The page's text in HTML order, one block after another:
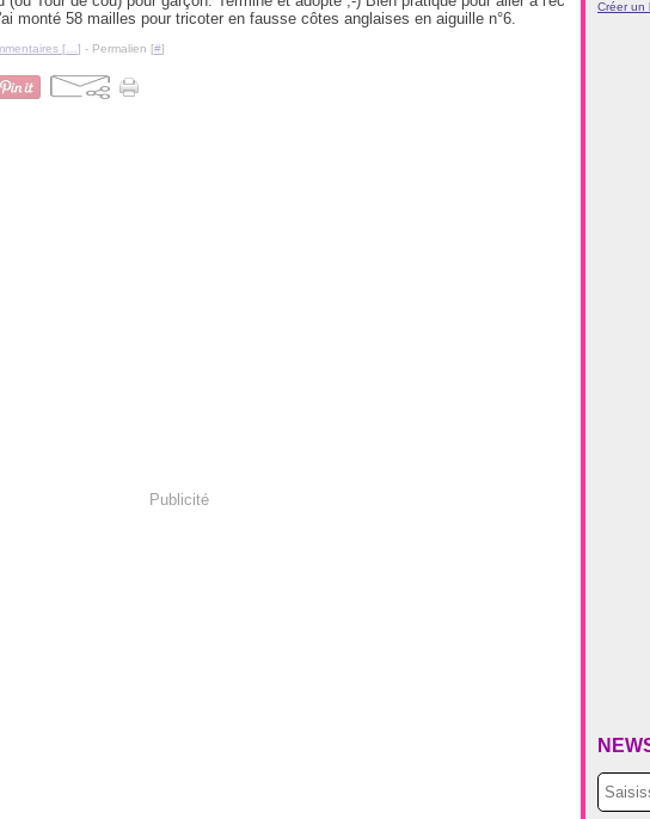
monté 58 mailles pour tricoter en fausse côtes anglaises en aiguille n°6.
[ ] - Permalien [#]
Publicité
Créer un